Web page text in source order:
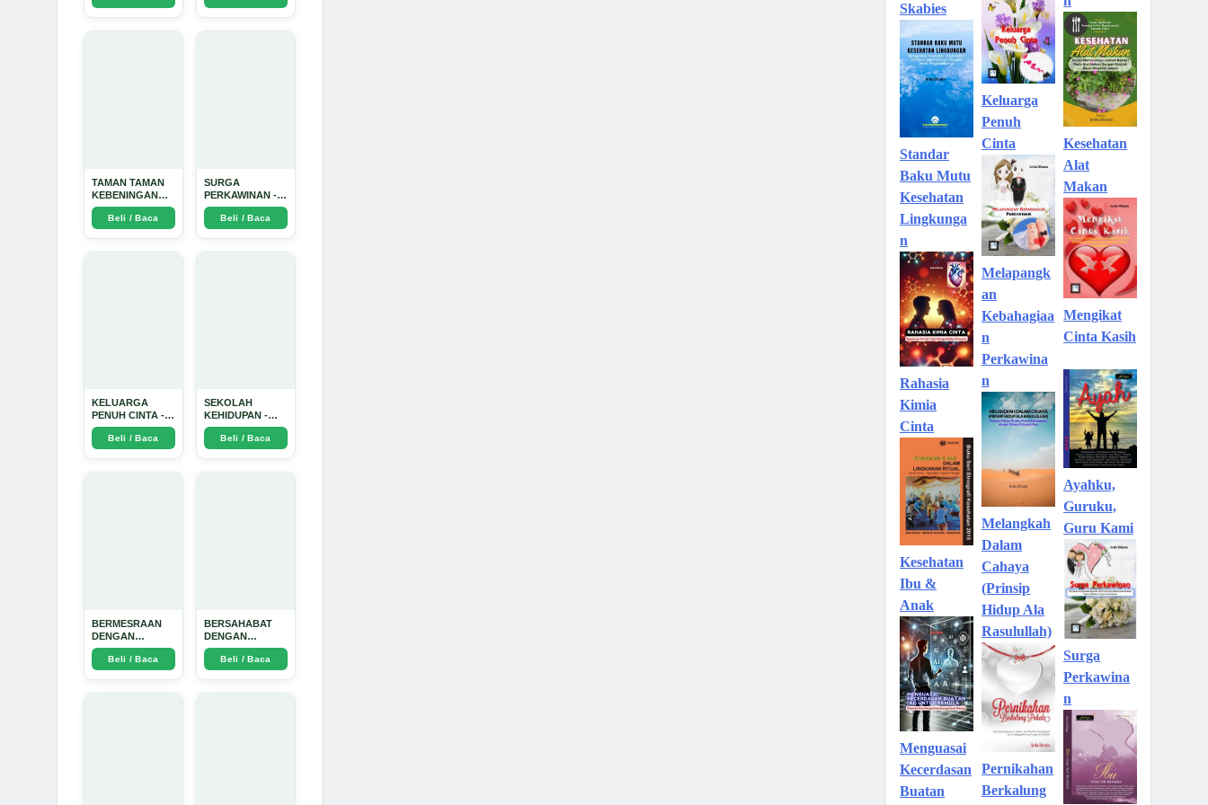
Dinata
TAMAN TAMAN
KEBENINGAN
HATI - Arda
DinataBeli / Baca
SURGA
PERKAWINAN -
Arda Dinata
Beli / Baca
KELUARGA
PENUH CINTA -
Arda Dinata
Beli / Baca
SEKOLAH
KEHIDUPAN -
Arda Dinata
Beli / Baca
BERMESRAAN
DENGAN
KEBAIKAN - Arda
DinataBeli / Baca
BERSAHABAT
DENGAN
NYAMUK: Jurus
Jitu Atasi
Penyakit
Beli / Baca
Skabies
Standar
Baku Mutu
Kesehatan
Lingkunga
n
Rahasia
Kimia
Cinta
Kesehatan
Ibu &
Anak
Menguasai
Kecerdasan
Buatan
Keluarga
Penuh
Cinta
Melapangk
an
Kebahagiaa
n
Perkawina
n
Melangkah
Dalam
Cahaya
(Prinsip
Hidup Ala
Rasulullah)
Pernikahan
Berkalung
Kesehatan
Alat
Makan
Mengikat
Cinta Kasih
Ayahku,
Guruku,
Guru Kami
Surga
Perkawina
n